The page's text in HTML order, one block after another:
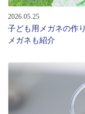
コンタクトレンズ
ブランド一覧
2026.05.25
子ども用メガネの作
メガネも紹介